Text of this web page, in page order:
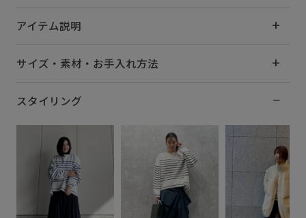
アイテム説明
サイズ・素材・お手入れ方法
スタイリング